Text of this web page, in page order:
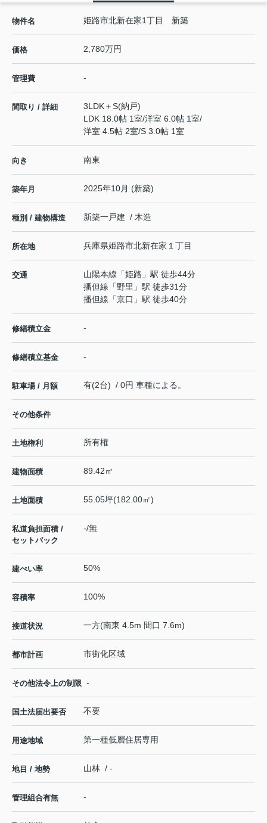
物件名 姫路市北新在家1丁目 新築
価格 2,780万円
管理費 -
間取り / 詳細
3LDK＋S(納戸)
LDK 18.0帖 1室/洋室 6.0帖 1室/
洋室 4.5帖 2室/S 3.0帖 1室
向き 南東
築年月 2025年10月 (新築)
種別 / 建物構造 新築一戸建 / 木造
所在地 兵庫県姫路市北新在家 １丁目
交通 山陽本線 「姫路 」駅 徒歩44分
播但線 「野里 」駅 徒歩31分
播但線 「京口 」駅 徒歩40分
修繕積立金 -
修繕積立基金 -
駐車場 / 月額 有(2台) / 0円 車種による。
その他条件
土地権利 所有権
建物面積 89.42㎡
土地面積 55.05坪(182.00㎡)
私道負担面積 /
セットバック
-/無
建ぺい率 50%
容積率 100%
接道状況 一方(南東 4.5m 間口 7.6m)
都市計画 市街化区域
その他法令上の制限 -
国土法届出要否 不要
用途地域 第一種低層住居専用
地目 / 地勢 山林 / -
管理組合有無 -